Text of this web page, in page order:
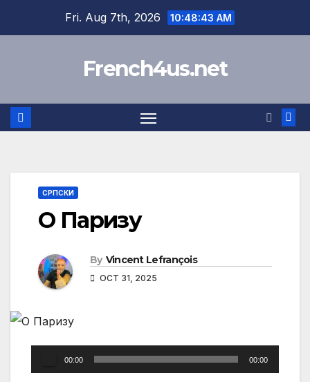
Fri. Aug 7th, 2026 10:48:43 AM
French4us.net
СРПСКИ
О Паризу
By Vincent Lefrançois
OCT 31, 2025
Player
00:00 00:00